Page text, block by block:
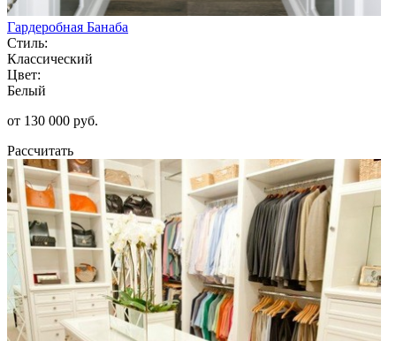
Гардеробная Банаба
Стиль:
Классический
Цвет:
Белый
от 130 000 руб.
Рассчитать